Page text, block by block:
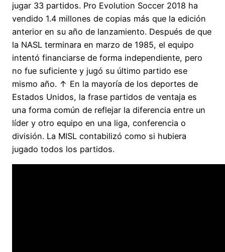
jugar 33 partidos. Pro Evolution Soccer 2018 ha
vendido 1.4 millones de copias más que la edición
anterior en su año de lanzamiento. Después de que
la NASL terminara en marzo de 1985, el equipo
intentó financiarse de forma independiente, pero
no fue suficiente y jugó su último partido ese
mismo año. ↑ En la mayoría de los deportes de
Estados Unidos, la frase partidos de ventaja es
una forma común de reflejar la diferencia entre un
líder y otro equipo en una liga, conferencia o
división. La MISL contabilizó como si hubiera
jugado todos los partidos.